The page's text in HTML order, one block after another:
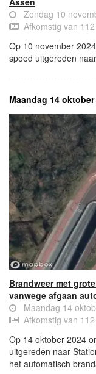
Zondag 10
Afkomstig van 112
Op 10 november
spoed uitgereden
Maandag 14 oktober
Brandweer met
vanwege afgaan
Maandag 14
Afkomstig van 112
Op 14 oktober 2024
uitgereden naar
het automatisch